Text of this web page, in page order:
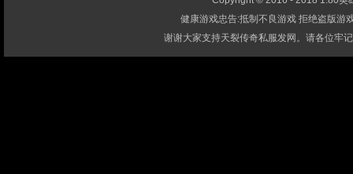
健康游戏忠告:抵制不良游戏 拒绝盗版游
谢谢大家支持天裂传奇私服发网。请各位牢